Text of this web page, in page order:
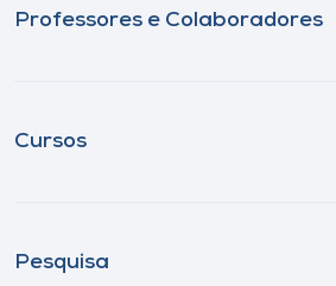
Professores e Colaboradores
Cursos
Pesquisa